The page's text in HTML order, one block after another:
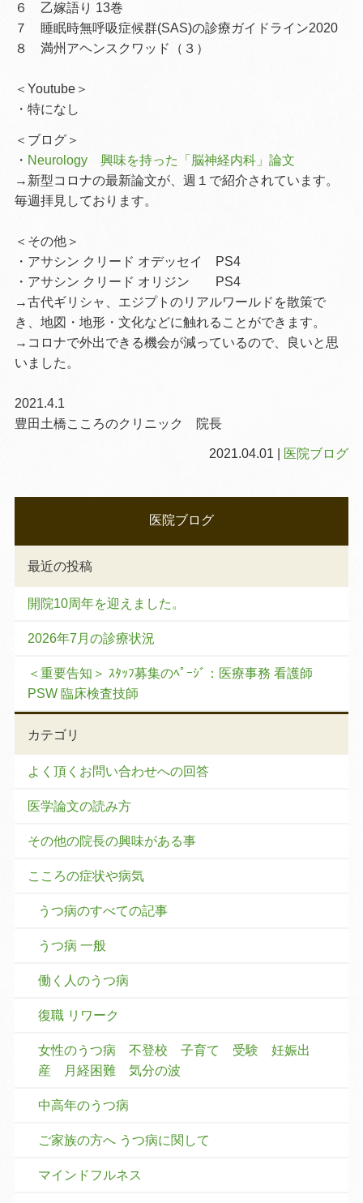
６ 乙嫁語り 13巻
７ 睡眠時無呼吸症候群(SAS)の診療ガイドライン2020
８ 満州アヘンスクワッド（３）
＜Youtube＞
・特になし
＜ブログ＞
・ Neurology 興味を持った「脳神経内科」論文
→新型コロナの最新論文が、週１で紹介されています。
毎週拝見しております。
＜その他＞
・アサシン クリード オデッセイ PS4
・アサシン クリード オリジン PS4
→古代ギリシャ、エジプトのリアルワールドを散策で
き、地図・地形・文化などに触れることができます。
→コロナで外出できる機会が減っているので、良いと思
いました。
2021.4.1
豊田土橋こころのクリニック 院長
2021.04.01 | 医院ブログ
医院ブログ
最近の投稿
開院10周年を迎えました。
2026年7月の診療状況
＜重要告知＞ ｽﾀｯﾌ募集のﾍﾟｰｼﾞ：医療事務 看護師
PSW 臨床検査技師
カテゴリ
よく頂くお問い合わせへの回答
医学論文の読み方
その他の院長の興味がある事
こころの症状や病気
うつ病のすべての記事
うつ病 一般
働く人のうつ病
復職 リワーク
女性のうつ病 不登校 子育て 受験 妊娠出
産 月経困難 気分の波
中高年のうつ病
ご家族の方へ うつ病に関して
マインドフルネス